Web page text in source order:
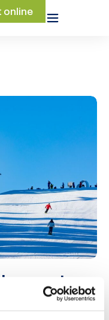
online
sezonu!
25 na Jaworzynie